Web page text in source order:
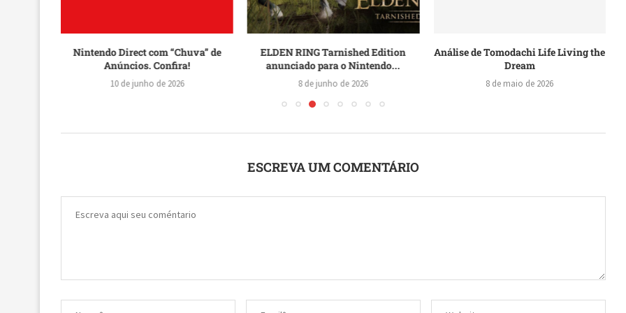
Nintendo Direct com “Chuva” de
Anúncios. Confira!
10 de junho de 2026
ELDEN RING Tarnished Edition
anunciado para o Nintendo...
8 de junho de 2026
Análise de Tomodachi Life Living the
Dream
8 de maio de 2026
ESCREVA UM COMENTÁRIO